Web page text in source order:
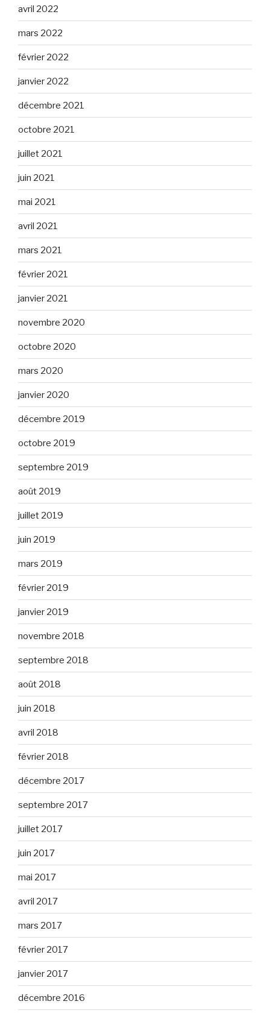
avril 2022
mars 2022
février 2022
janvier 2022
décembre 2021
octobre 2021
juillet 2021
juin 2021
mai 2021
avril 2021
mars 2021
février 2021
janvier 2021
novembre 2020
octobre 2020
mars 2020
janvier 2020
décembre 2019
octobre 2019
septembre 2019
août 2019
juillet 2019
juin 2019
mars 2019
février 2019
janvier 2019
novembre 2018
septembre 2018
août 2018
juin 2018
avril 2018
février 2018
décembre 2017
septembre 2017
juillet 2017
juin 2017
mai 2017
avril 2017
mars 2017
février 2017
janvier 2017
décembre 2016